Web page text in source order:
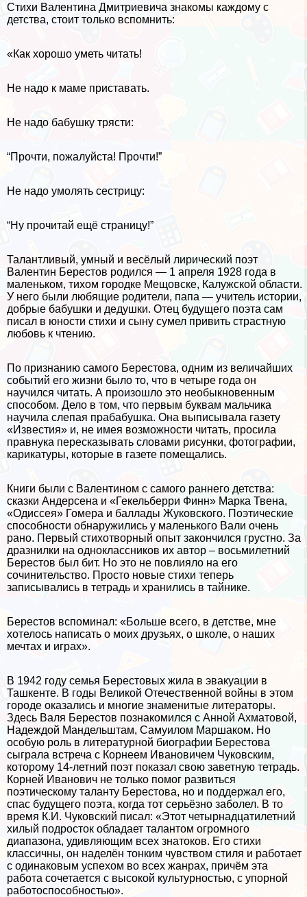
Стихи Валентина Дмитриевича знакомы каждому с
детства, стоит только вспомнить:
«Как хорошо уметь читать!
Не надо к маме приставать.
Не надо бабушку трясти:
“Прочти, пожалуйста! Прочти!”
Не надо умолять сестрицу:
“Ну прочитай ещё страницу!”
Талантливый, умный и весёлый лирический поэт
Валентин Берестов родился — 1 апреля 1928 года в
маленьком, тихом городке Мещовске, Калужской области.
У него были любящие родители, папа — учитель истории,
добрые бабушки и дедушки. Отец будущего поэта сам
писал в юности стихи и сыну сумел привить страстную
любовь к чтению.
По признанию самого Берестова, одним из величайших
событий его жизни было то, что в четыре года он
научился читать. А произошло это необыкновенным
способом. Дело в том, что первым буквам мальчика
научила слепая пpaбабушка. Она выписывала газету
«Известия» и, не имея возможности читать, просила
правнука пересказывать словами рисунки, фотографии,
карикатуры, которые в газете помещались.
Книги были с Валентином с самого раннего детства:
сказки Андерсена и «Гекельберри Финн» Марка Твена,
«Одиссея» Гомера и баллады Жуковского. Поэтические
способности обнаружились у маленького Вали очень
рано. Первый стихотворный опыт закончился грустно. За
дразнилки на одноклассников их автор – восьмилетний
Берестов был бит. Но это не повлияло на его
сочинительство. Просто новые стихи теперь
записывались в тетрадь и хранились в тайнике.
Берестов вспоминал: «Больше всего, в детстве, мне
хотелось написать о моих друзьях, о школе, о наших
мечтах и играх».
В 1942 году семья Берестовых жила в эвакуации в
Ташкенте. В годы Великой Отечественной войны в этом
городе оказались и многие знаменитые литераторы.
Здесь Валя Берестов познакомился с Анной Ахматовой,
Надеждой Maндельштам, Самуилом Маршаком. Но
особую роль в литературной биографии Берестова
сыграла встреча с Корнеем Ивановичем Чуковским,
которому 14-летний поэт показал свою заветную тетрадь.
Корней Иванович не только помог развиться
поэтическому таланту Берестова, но и поддержал его,
спас будущего поэта, когда тот серьёзно заболел. В то
время К.И. Чуковский писал: «Этот четырнадцатилетний
хилый подросток обладает талантом огромного
диапазона, удивляющим всех знатоков. Его стихи
классичны, он наделён тонким чувством стиля и работает
с одинаковым успехом во всех жанрах, причём эта
работа сочетается с высокой культурностью, с упopной
работоспособностью».